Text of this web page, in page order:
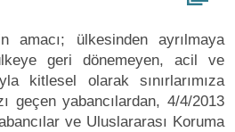
amacı; ülkesinden ayrılmaya
geri dönemeyen, acil ve
kitlesel olarak sınırlarımıza
geçen yabancılardan, 4/4/2013
ve Uluslararası Koruma